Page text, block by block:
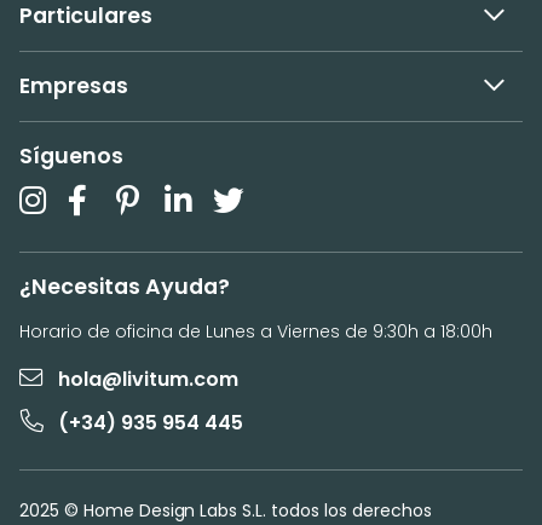
Particulares
Empresas
Síguenos
¿Necesitas Ayuda?
Horario de oficina de Lunes a Viernes de 9:30h a 18:00h
hola@livitum.com
(+34) 935 954 445
2025 © Home Design Labs S.L. todos los derechos